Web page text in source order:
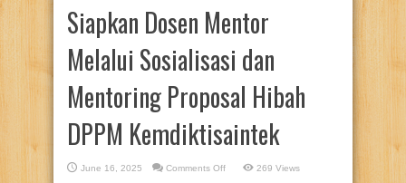
Siapkan Dosen Mentor
Melalui Sosialisasi dan
Mentoring Proposal Hibah
DPPM Kemdiktisaintek
June 16, 2025 Comments Offon
269 Views